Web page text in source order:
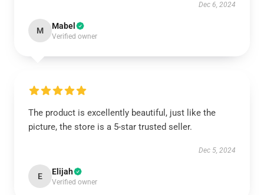
Dec 6, 2024
M Mabel
Verified owner
The product is excellently beautiful, just like the
picture, the store is a 5-star trusted seller.
Dec 5, 2024
E Elijah
Verified owner